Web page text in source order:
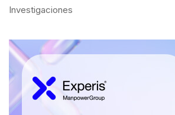
Investigaciones